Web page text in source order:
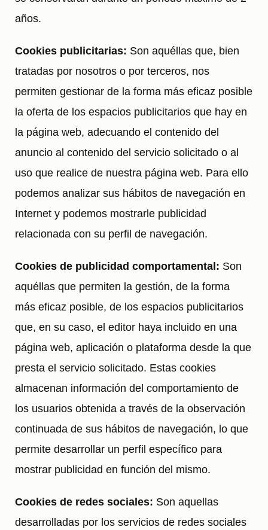
años.
Cookies publicitarias: Son aquéllas que, bien
tratadas por nosotros o por terceros, nos
permiten gestionar de la forma más eficaz posible
la oferta de los espacios publicitarios que hay en
la página web, adecuando el contenido del
anuncio al contenido del servicio solicitado o al
uso que realice de nuestra página web. Para ello
podemos analizar sus hábitos de navegación en
Internet y podemos mostrarle publicidad
relacionada con su perfil de navegación.
Cookies de publicidad comportamental: Son
aquéllas que permiten la gestión, de la forma
más eficaz posible, de los espacios publicitarios
que, en su caso, el editor haya incluido en una
página web, aplicación o plataforma desde la que
presta el servicio solicitado. Estas cookies
almacenan información del comportamiento de
los usuarios obtenida a través de la observación
continuada de sus hábitos de navegación, lo que
permite desarrollar un perfil específico para
mostrar publicidad en función del mismo.
Cookies de redes sociales: Son aquellas
desarrolladas por los servicios de redes sociales